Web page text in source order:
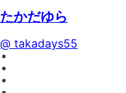
たかだゆら
@ takadays55